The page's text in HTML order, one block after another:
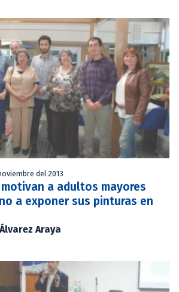
del 2013
a adultos mayores
a exponer sus pinturas en
Araya